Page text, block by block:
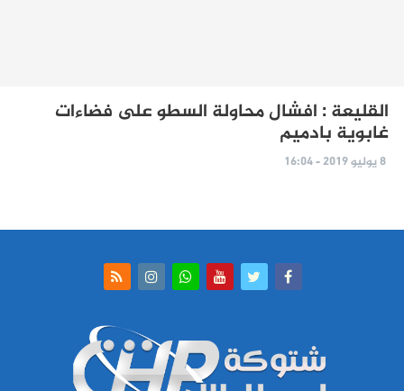
القليعة : افشال محاولة السطو على فضاءات
غابوية بادميم
8 يوليو 2019 - 16:04